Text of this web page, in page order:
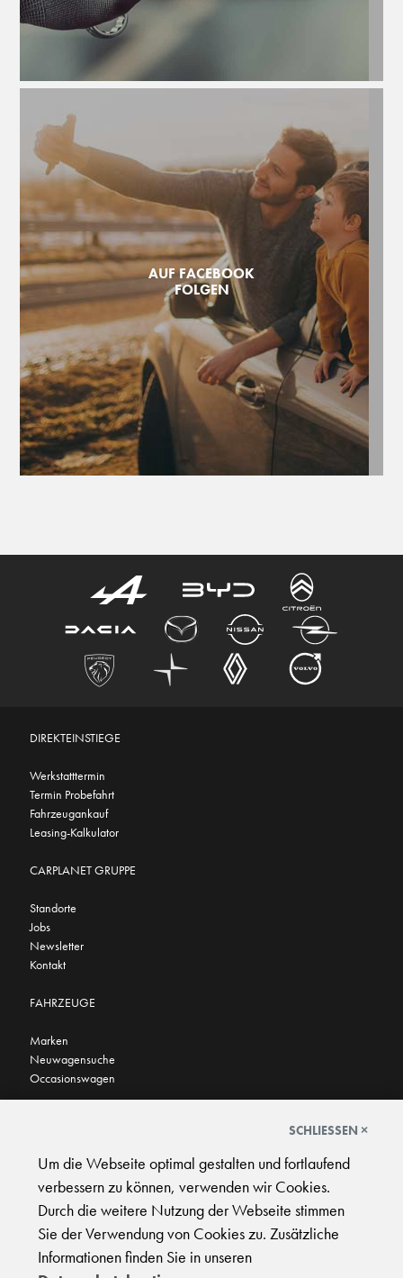
AUF FACEBOOK
FOLGEN
DIREKTEINSTIEGE
Werkstatttermin
Termin Probefahrt
Fahrzeugankauf
Leasing-Kalkulator
CARPLANET GRUPPE
Standorte
Jobs
Newsletter
Kontakt
FAHRZEUGE
Marken
Neuwagensuche
Occasionswagen
AGB|Impressum|Datenschutz|Support
SCHLIESSEN ×
Um die Webseite optimal gestalten und fortlaufend
verbessern zu können, verwenden wir Cookies.
Durch die weitere Nutzung der Webseite stimmen
Sie der Verwendung von Cookies zu. Zusätzliche
Informationen finden Sie in unseren